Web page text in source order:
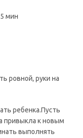
мин
ровной, руки на
ребенка.Пусть
привыкла к новым
выполнять